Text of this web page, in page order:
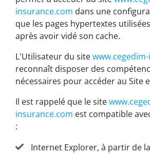
insurance.com dans une
que les pages hypertextes
après avoir vidé son cache.
L'Utilisateur du site
reconnaît disposer des
nécessaires pour accéder au Site
Il est rappelé que le site
insurance.com est compatible
:
Internet Explorer, à partir de